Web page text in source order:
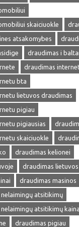
skaiciuokle
atsakomybes
draudimas i
draudimas
bta
lietuvos draudimas
pigiau
pigiausias
skaiciuokle
draudimas kelionei
draudimas lietuvos
draudimas masinos
atsitikimų
atsitikimų kaina
draudimas pigiau